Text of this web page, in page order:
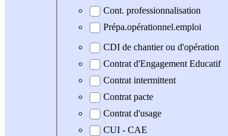
Cont. professionnalisation
Prépa.opérationnel.emploi
CDI de chantier ou d'opération
Contrat d'Engagement Educatif
Contrat intermittent
Contrat pacte
Contrat d'usage
CUI - CAE